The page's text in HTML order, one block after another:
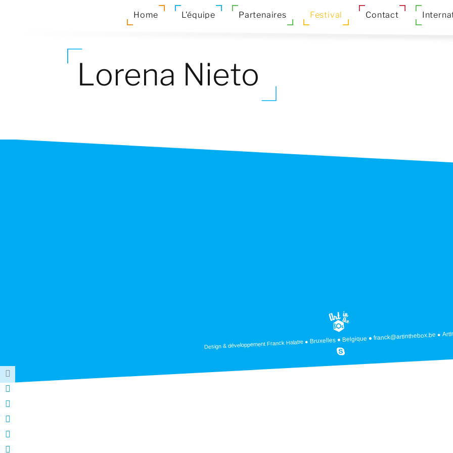
Home L’équipe Partenaires Festival Contact
Lorena Nieto
Design & développement Franck Halatre Bruxelles Belgique franck@artinthebox.be